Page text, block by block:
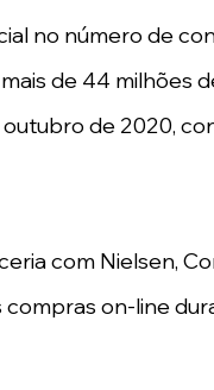
no número de
de 44 milhões
de 2020,
com Nielsen,
on-line